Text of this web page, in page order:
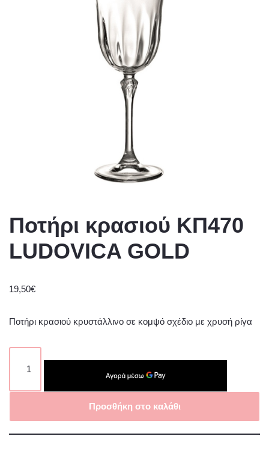
Ποτήρι κρασιού ΚΠ470
LUDOVICA GOLD
19,50€
Ποτήρι κρασιού κρυστάλλινο σε κομψό σχέδιο με χρυσή ρίγα
Προσθήκη στο καλάθι